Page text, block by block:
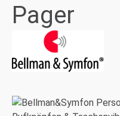
Pager
Bildergalerie überspringen